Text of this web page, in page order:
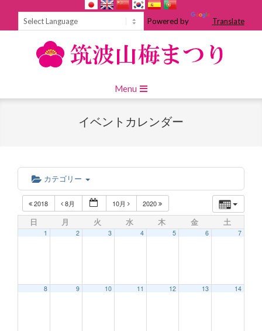
Powered by Translate
Navigation
Menu
イベントカレンダー
カテゴリー
2018 8月 10月 2020
日 月 火 水 木 金 土
1 2 3 4 5 6 7
8 9 10 11 12 13 14